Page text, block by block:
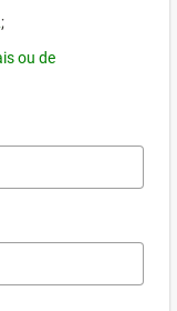
;
ou de